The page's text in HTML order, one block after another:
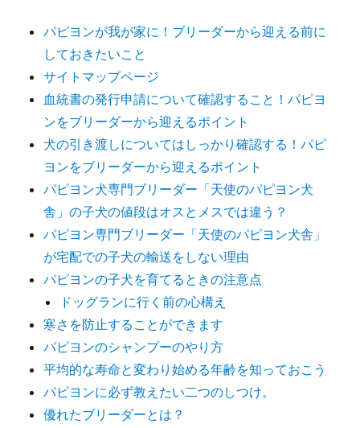
パピヨンが我が家に！ブリーダーから迎える前に
しておきたいこと
サイトマップページ
血統書の発行申請について確認すること！パピヨ
ンをブリーダーから迎えるポイント
犬の引き渡しについてはしっかり確認する！パピ
ヨンをブリーダーから迎えるポイント
パピヨン犬専門ブリーダー「天使のパピヨン犬
舎」の子犬の値段はオスとメスでは違う？
パピヨン専門ブリーダー「天使のパピヨン犬舎」
が宅配での子犬の輸送をしない理由
パピヨンの子犬を育てるときの注意点
ドッグランに行く前の心構え
寒さを防止することができます
パピヨンのシャンプーのやり方
平均的な寿命と変わり始める年齢を知っておこう
パピヨンに必ず教えたい二つのしつけ。
優れたブリーダーとは？